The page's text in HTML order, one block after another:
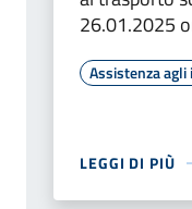
26.01.2025
Assistenza
LEGGI DI PIÙ